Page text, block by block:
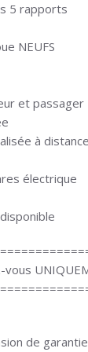
5 rapports
NEUFS
et passager
à distance
électrique
de